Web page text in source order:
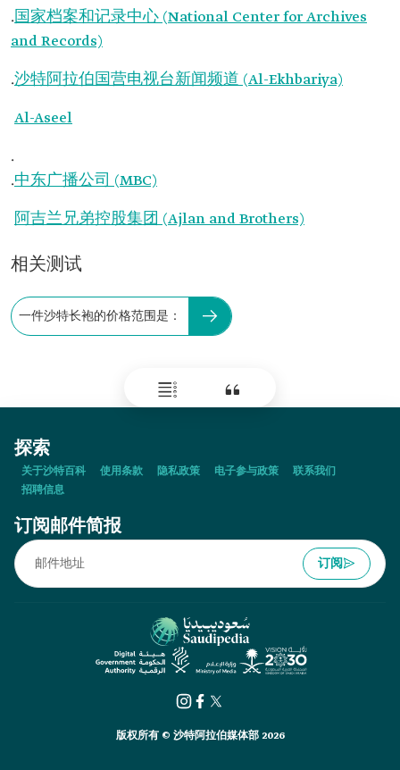
.国家档案和记录中心 (National Center for Archives
and Records)
.沙特阿拉伯国营电视台新闻频道 (Al-Ekhbariya)
Al-Aseel
.
.中东广播公司 (MBC)
阿吉兰兄弟控股集团 (Ajlan and Brothers)
相关测试
一件沙特长袍的价格范围是：
探索
关于沙特百科 使用条款 隐私政策 电子参与政策
联系我们
招聘信息
订阅邮件简报
订阅
版权所有 © 沙特阿拉伯媒体部 2026